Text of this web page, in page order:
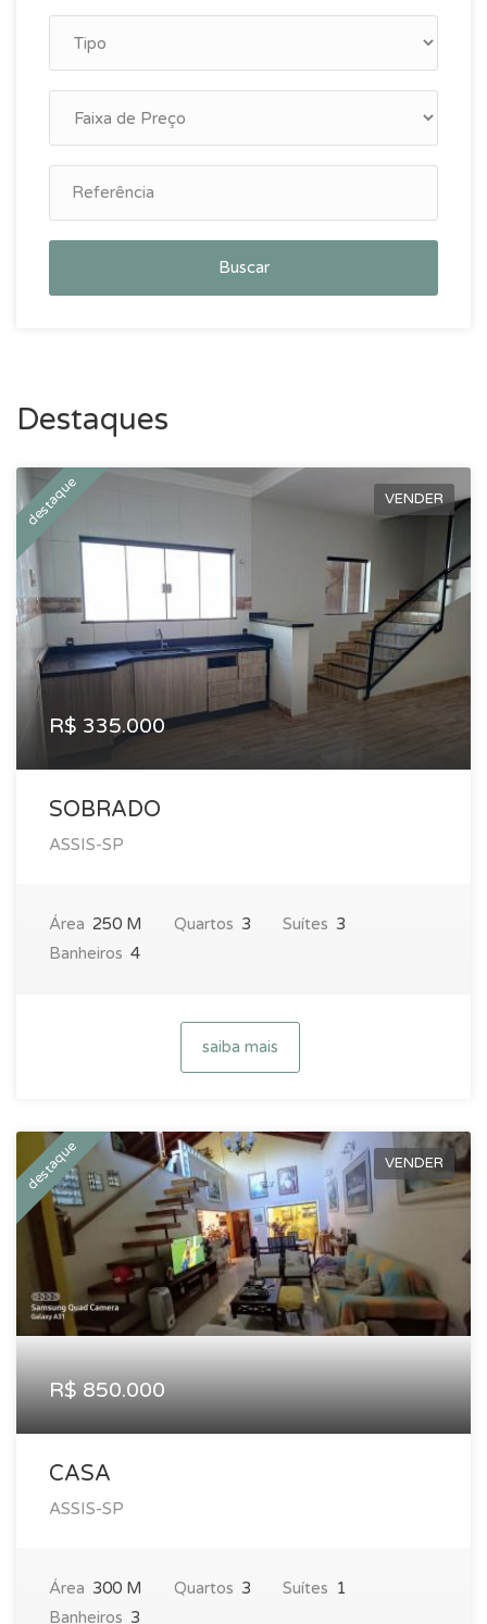
Buscar
Destaques
destaque VENDER
R$ 335.000
SOBRADO
ASSIS-SP
Área 250 M Quartos 3 Suítes 3
Banheiros 4
saiba mais
destaque VENDER
R$ 850.000
CASA
ASSIS-SP
Área 300 M Quartos 3 Suítes 1
Banheiros 3